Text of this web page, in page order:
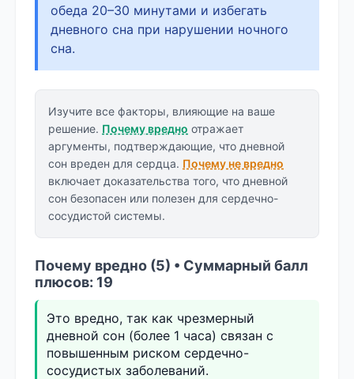
обеда 20–30 минутами и избегать
дневного сна при нарушении ночного
сна.
Изучите все факторы, влияющие на ваше
решение. Почему вредно отражает
аргументы, подтверждающие, что дневной
сон вреден для сердца. Почему не вредно
включает доказательства того, что дневной
сон безопасен или полезен для сердечно-
сосудистой системы.
Почему вредно (5) • Суммарный балл
плюсов: 19
Это вредно, так как чрезмерный
дневной сон (более 1 часа) связан с
повышенным риском сердечно-
сосудистых заболеваний.